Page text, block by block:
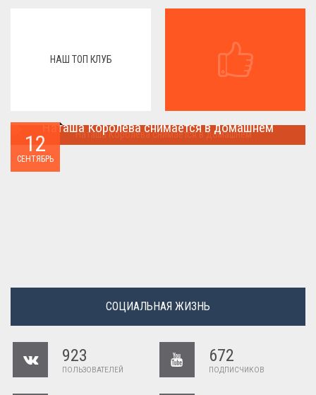
НАШ ТОП КЛУБ
12
СЕНТЯБРЬ
Наташа Королева снимается в домашнем
СОЦИАЛЬНАЯ ЖИЗНЬ
923
ПОЛЬЗОВАТЕЛЕЙ
672
ПОДПИСЧИКОВ